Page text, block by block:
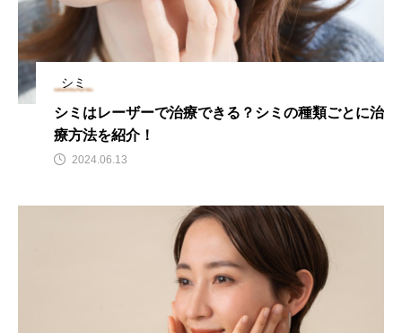
シミ
シミはレーザーで治療できる？シミの種類ごとに治
療方法を紹介！
2024.06.13